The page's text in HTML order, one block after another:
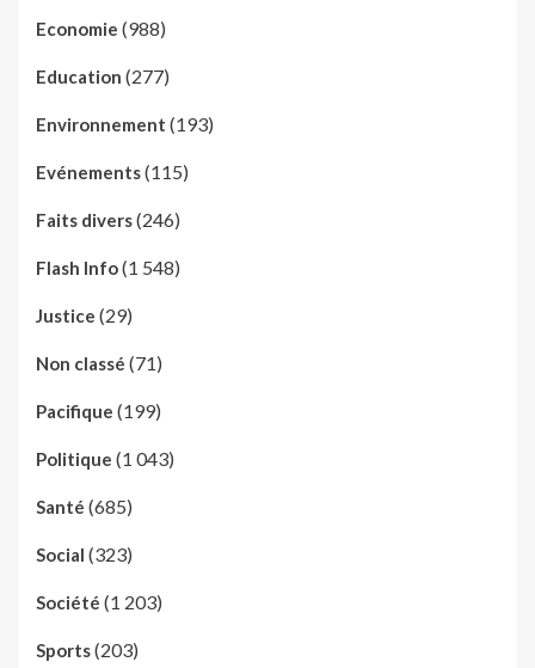
Economie (988)
Education (277)
Environnement (193)
Evénements(115)
Faits divers(246)
Flash Info(1 548)
Justice (29)
Non classé (71)
Pacifique (199)
Politique (1 043)
Santé (685)
Social (323)
Société (1 203)
Sports(203)